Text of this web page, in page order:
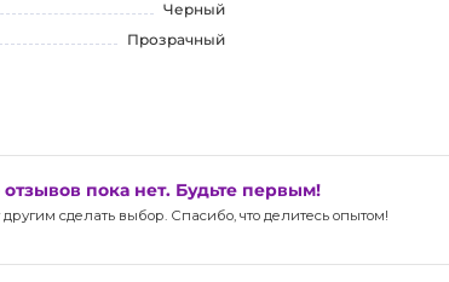
Черный
Прозрачный
пока нет. Будьте первым!
сделать выбор. Спасибо, что делитесь опытом!